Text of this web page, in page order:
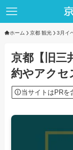
ホーム 京都 観光 3月イ
京都【旧三
約やアクセ
当サイトはPRを